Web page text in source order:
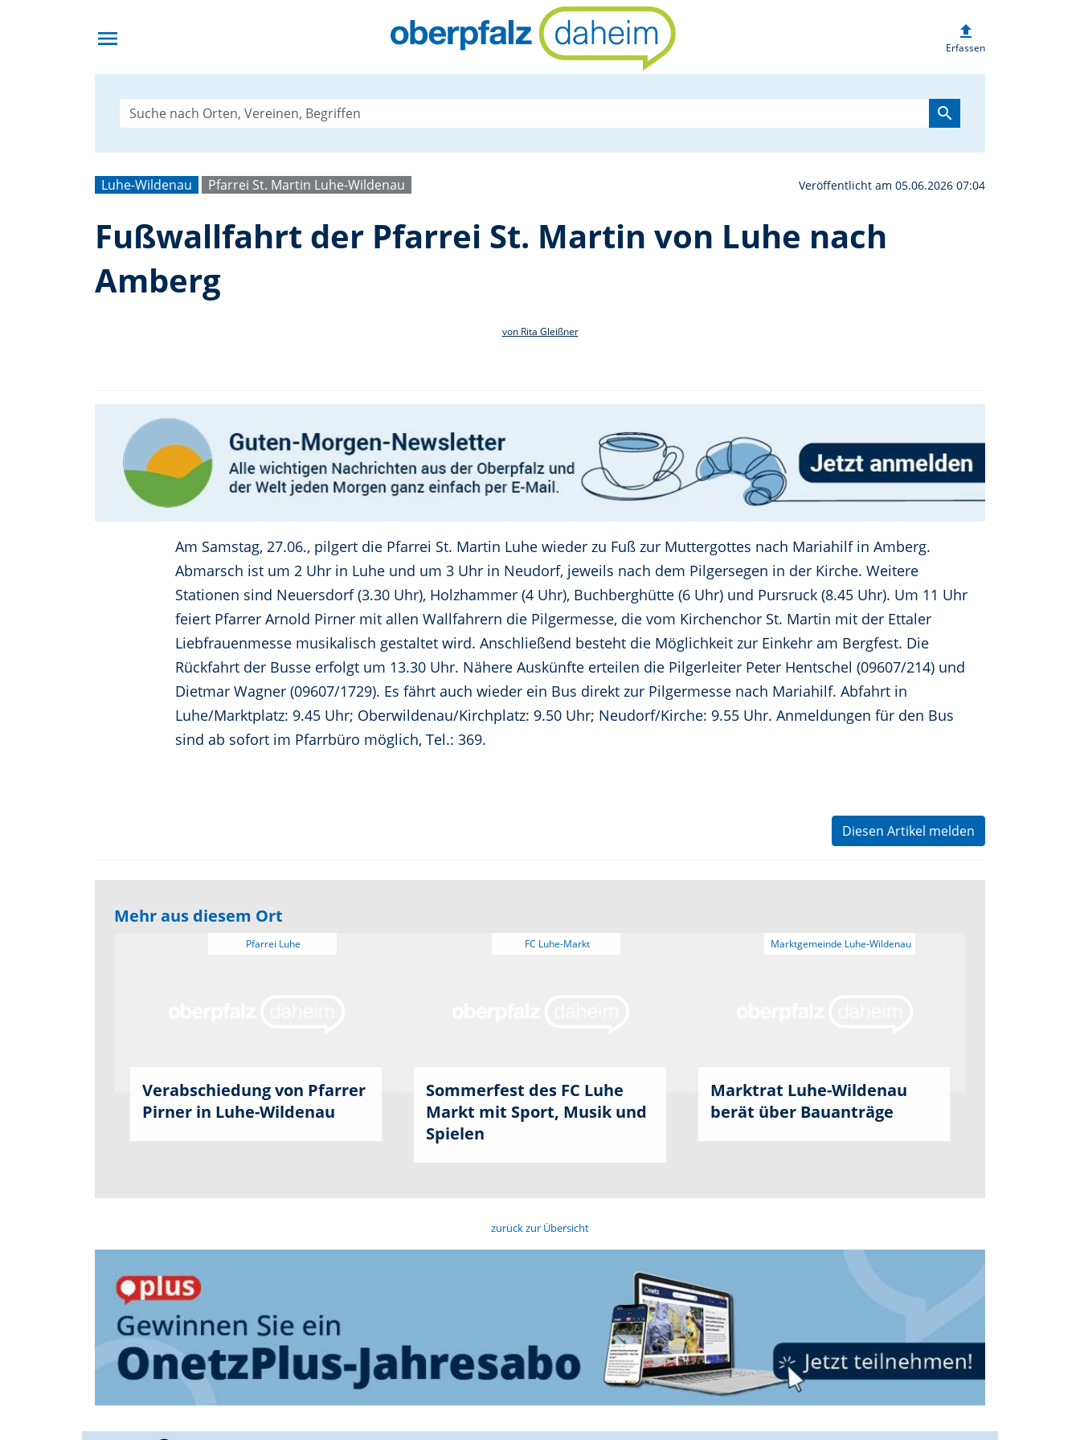
menu Fußwallfahrt der Pfarrei St. Martin
upload
Erfassen
search
Luhe-Wildenau Pfarrei St. Martin Luhe-Wildenau Veröffentlicht am 05.06.2026 07:04
Fußwallfahrt der Pfarrei St. Martin von Luhe nach
Amberg
von Rita Gleißner
Am Samstag, 27.06., pilgert die Pfarrei St. Martin Luhe wieder zu Fuß zur Muttergottes nach Mariahilf in Amberg.
Abmarsch ist um 2 Uhr in Luhe und um 3 Uhr in Neudorf, jeweils nach dem Pilgersegen in der Kirche. Weitere
Stationen sind Neuersdorf (3.30 Uhr), Holzhammer (4 Uhr), Buchberghütte (6 Uhr) und Pursruck (8.45 Uhr). Um 11 Uhr
feiert Pfarrer Arnold Pirner mit allen Wallfahrern die Pilgermesse, die vom Kirchenchor St. Martin mit der Ettaler
Liebfrauenmesse musikalisch gestaltet wird. Anschließend besteht die Möglichkeit zur Einkehr am Bergfest. Die
Rückfahrt der Busse erfolgt um 13.30 Uhr. Nähere Auskünfte erteilen die Pilgerleiter Peter Hentschel (09607/214) und
Dietmar Wagner (09607/1729). Es fährt auch wieder ein Bus direkt zur Pilgermesse nach Mariahilf. Abfahrt in
Luhe/Marktplatz: 9.45 Uhr; Oberwildenau/Kirchplatz: 9.50 Uhr; Neudorf/Kirche: 9.55 Uhr. Anmeldungen für den Bus
sind ab sofort im Pfarrbüro möglich, Tel.: 369.
Diesen Artikel melden
Mehr aus diesem Ort
Verabschiedung von Pfarrer
Pirner in Luhe-Wildenau
FC Luhe-Markt
Sommerfest des FC Luhe
Markt mit Sport, Musik und
Spielen
Marktrat Luhe-Wildenau
berät über Bauanträge
zurück zur Übersicht